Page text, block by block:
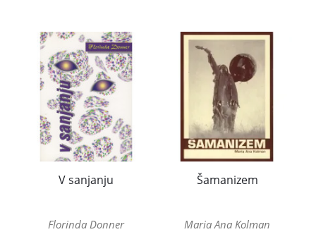
V sanjanju
Florinda Donner
Šamanizem
Maria Ana Kolman